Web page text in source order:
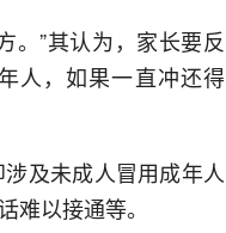
。”其认为，家长要反
人，如果一直冲还得
及未成人冒用成年人
难以接通等。